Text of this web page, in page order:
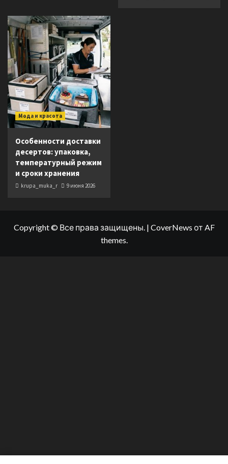
Мода и красота
Особенности доставки
десертов: упаковка,
температурный режим
и сроки хранения
krupa_muka_r 9 июня 2026
Copyright © Все права защищены. | CoverNews от AF
themes.